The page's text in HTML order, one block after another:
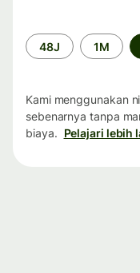
Periode
waktu
48J 1M
Kami menggunakan
sebenarnya tanpa
biaya. Pelajari lebih